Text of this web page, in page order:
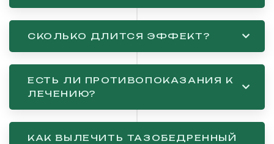
СКОЛЬКО ДЛИТСЯ ЭФФЕКТ?
ЕСТЬ ЛИ ПРОТИВОПОКАЗАНИЯ К
ЛЕЧЕНИЮ?
КАК ВЫЛЕЧИТЬ ТАЗОБЕДРЕННЫЙ